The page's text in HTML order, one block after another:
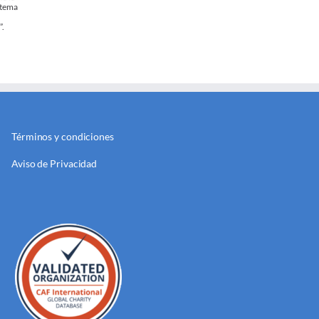
Términos y condiciones
Aviso de Privacidad